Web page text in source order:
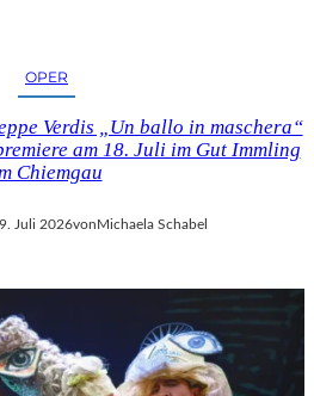
OPER
Verdis „Un ballo in maschera“
am 18. Juli im Gut Immling
Chiemgau
Juli 2026vonMichaela Schabel